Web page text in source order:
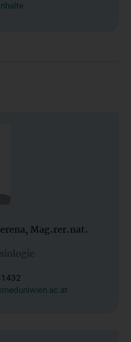
Mag.rer.nat.